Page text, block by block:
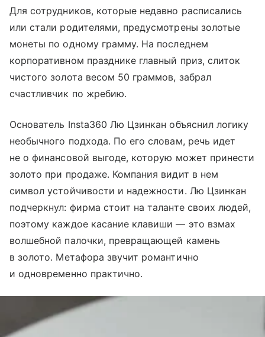
Для сотрудников, которые недавно расписались
или стали родителями, предусмотрены золотые
монеты по одному грамму. На последнем
корпоративном празднике главный приз, слиток
чистого золота весом 50 граммов, забрал
счастливчик по жребию.
Основатель Insta360 Лю Цзинкан объяснил логику
необычного подхода. По его словам, речь идет
не о финансовой выгоде, которую может принести
золото при продаже. Компания видит в нем
символ устойчивости и надежности. Лю Цзинкан
подчеркнул: фирма стоит на таланте своих людей,
поэтому каждое касание клавиши — это взмах
волшебной палочки, превращающей камень
в золото. Метафора звучит романтично
и одновременно практично.